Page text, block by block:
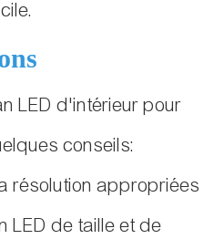
LED d'intérieur pour
conseils:
résolution appropriées
LED de taille et de